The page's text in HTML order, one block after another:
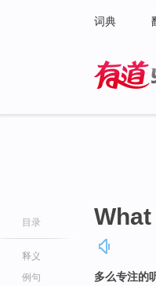
词典
目录
释义
例句
多么专注的